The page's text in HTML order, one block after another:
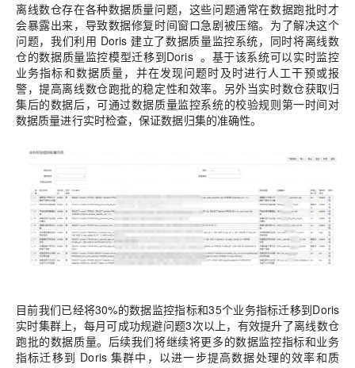
离线数仓存在各种数据质量问题，这些问题通常在数据跑批时才
会暴露出来，导致数据修复时间窗口急剧被压缩。为了解决这个
问题，我们利用 Doris 建立了数据质量监控系统，同时将离线数
仓的数据质量监控模型迁移到Doris 。 基于该系统可以实时监控
业务指标和数据质量，并在发现问题时及时进行人工干预或报
警，提高离线数仓跑批的稳定性和效率。另外当实时数仓获取归
集后的数据后，可通过数据质量监控系统的校验规则第一时间对
数据质量进行实时检查，保证数据归集的准确性。
目前我们已经将30%的数据监控指标和35个业务指标迁移到Doris
实时集群上，每月可成功规避问题3次以上，有效提升了离线数仓
跑批的数据质量。 后续我们将继续将更多的数据监控指标和业务
指标迁移到 Doris集群中，以进一步提高数据处理的效率和质